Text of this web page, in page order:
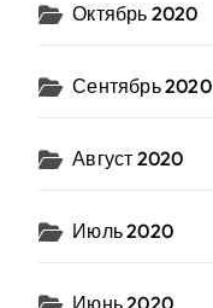
Октябрь 2020
Сентябрь 2020
Август 2020
Июль 2020
Июнь 2020